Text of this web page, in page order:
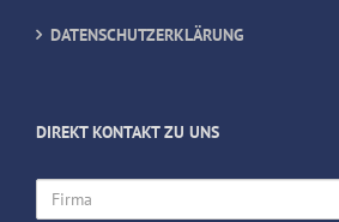
DATENSCHUTZERKLÄRUNG
DIREKT KONTAKT ZU UNS
Firma